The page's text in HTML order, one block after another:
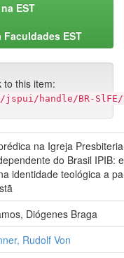
EST
Faculdades EST
to this item:
handle/BR-SlFE/
na Igreja
do Brasil IPIB:
identidade teológica a
Diógenes Braga
Rudolf Von